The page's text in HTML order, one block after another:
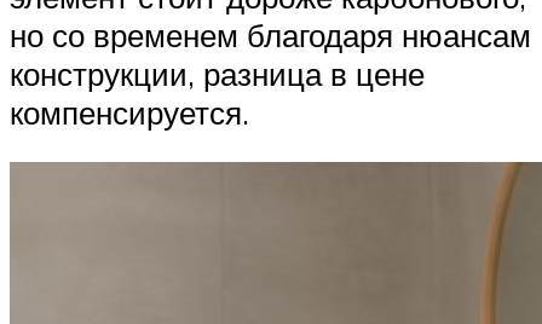
но со временем благодаря нюансам
конструкции, разница в цене
компенсируется.